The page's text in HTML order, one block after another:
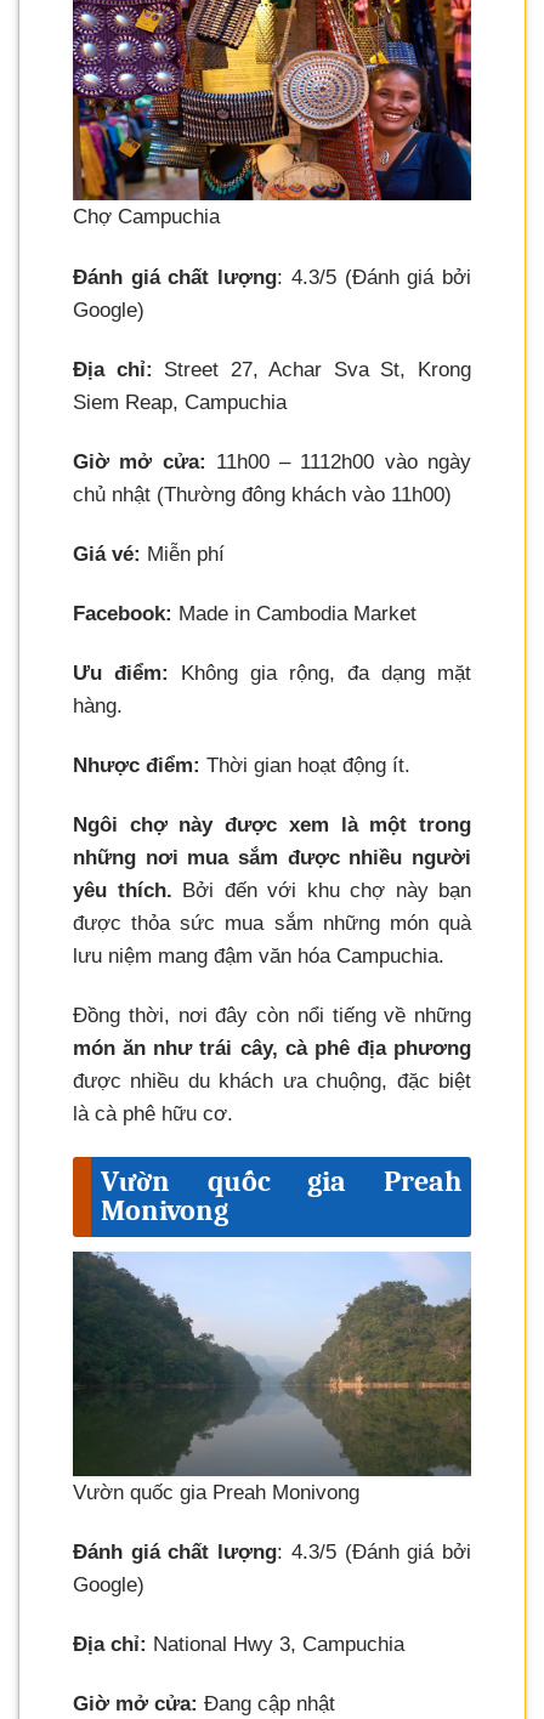
Chợ Campuchia
Đánh giá chất lượng: 4.3/5 (Đánh giá bởi
Google)
Địa chỉ: Street 27, Achar Sva St, Krong
Siem Reap, Campuchia
Giờ mở cửa: 11h00 – 1112h00 vào ngày
chủ nhật (Thường đông khách vào 11h00)
Giá vé: Miễn phí
Facebook: Made in Cambodia Market
Ưu điểm:
Không gia rộng, đa dạng mặt
hàng.
Nhược điểm: Thời gian hoạt động ít.
Ngôi chợ này được xem là một trong
những nơi mua sắm được nhiều người
yêu thích. Bởi đến với khu chợ này bạn
được thỏa sức mua sắm những món quà
lưu niệm mang đậm văn hóa Campuchia.
Đồng thời, nơi đây còn nổi tiếng về những
món ăn như trái cây, cà phê địa phương
được nhiều du khách ưa chuộng, đặc biệt
là cà phê hữu cơ.
Vườn quốc gia Preah
Monivong
Vườn quốc gia Preah Monivong
Đánh giá chất lượng: 4.3/5 (Đánh giá bởi
Google)
Địa chỉ: National Hwy 3, Campuchia
Giờ mở cửa: Đang cập nhật